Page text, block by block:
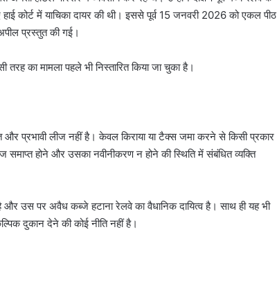
हाई कोर्ट में याचिका दायर की थी। इससे पूर्व 15 जनवरी 2026 को एकल पीठ
प्रस्तुत की गई।
तरह का मामला पहले भी निस्तारित किया जा चुका है।
प्रभावी लीज नहीं है। केवल किराया या टैक्स जमा करने से किसी प्रकार
समाप्त होने और उसका नवीनीकरण न होने की स्थिति में संबंधित व्यक्ति
उस पर अवैध कब्जे हटाना रेलवे का वैधानिक दायित्व है। साथ ही यह भी
दुकान देने की कोई नीति नहीं है।